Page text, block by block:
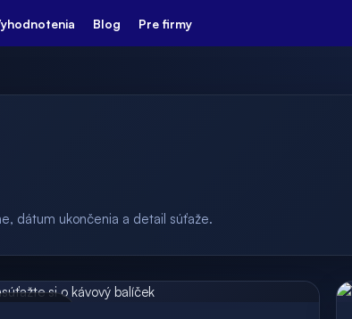
Blog Pre firmy
dátum ukončenia a detail súťaže.